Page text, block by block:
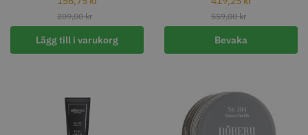
209,00kr
Lägg till i varukorg
559,00kr
Bevaka
Jaguar saxolja WAHL - Super Close
Info Köp